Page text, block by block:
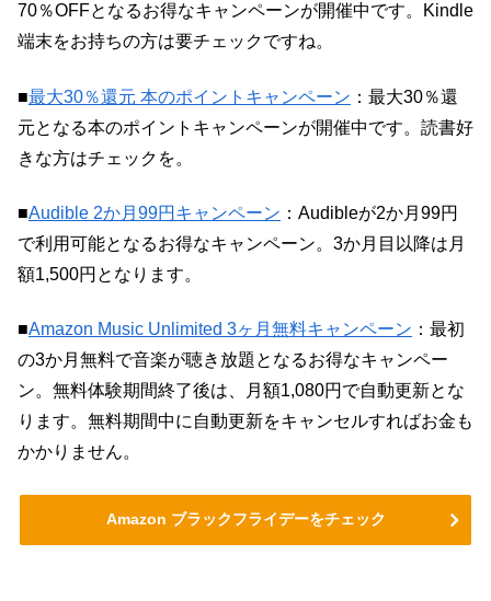
70％OFFとなるお得なキャンペーンが開催中です。Kindle
端末をお持ちの方は要チェックですね。
■最大30％還元 本のポイントキャンペーン ：最大30％還
元となる本のポイントキャンペーンが開催中です。読書好
きな方はチェックを。
■Audible 2か月99円キャンペーン ：Audibleが2か月99円
で利用可能となるお得なキャンペーン。3か月目以降は月
額1,500円となります。
■Amazon Music Unlimited 3ヶ月無料キャンペーン ：最初
の3か月無料で音楽が聴き放題となるお得なキャンペー
ン。無料体験期間終了後は、月額1,080円で自動更新とな
ります。無料期間中に自動更新をキャンセルすればお金も
かかりません。
Amazon ブラックフライデーをチェック